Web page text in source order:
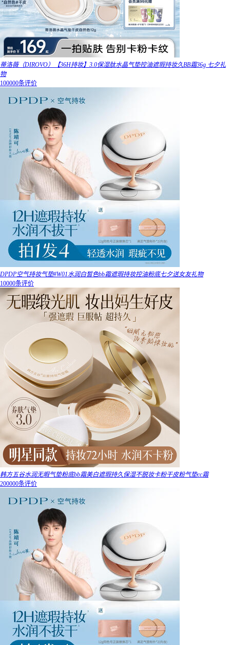
蒂洛薇（DIROVO）【36H持妆】3.0保湿肽水晶气垫控油遮瑕持妆久BB霜36g 七夕礼
物
100000条评价
DPDP空气持妆气垫#W01水润白皙色bb霜遮瑕持妆控油粉底七夕送女友礼物
10000条评价
韩方五谷水润无暇气垫粉底bb霜美白遮瑕持久保湿不脱妆卡粉干皮粉气垫cc霜
200000条评价